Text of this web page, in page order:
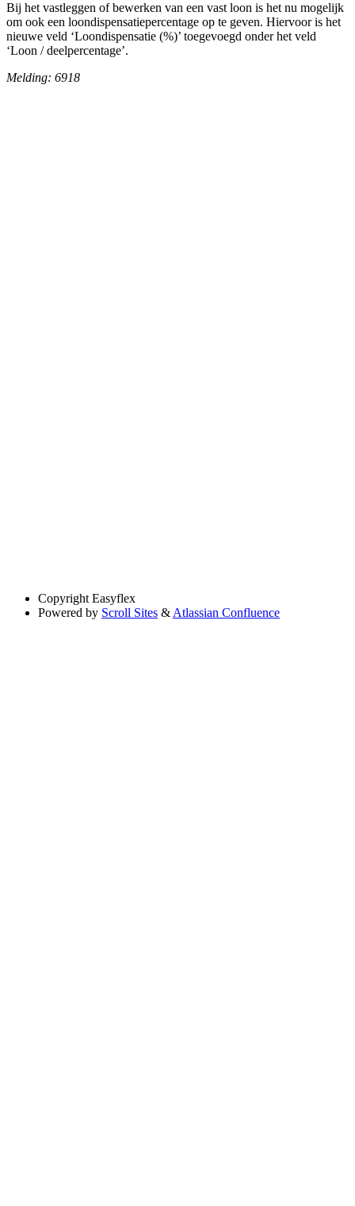
Bij het vastleggen of bewerken van een vast loon is het nu mogelijk
om ook een loondispensatiepercentage op te geven. Hiervoor is het
nieuwe veld ‘Loondispensatie (%)’ toegevoegd onder het veld
‘Loon / deelpercentage’.
Melding: 6918
Copyright Easyflex
Powered by Scroll Sites & Atlassian Confluence